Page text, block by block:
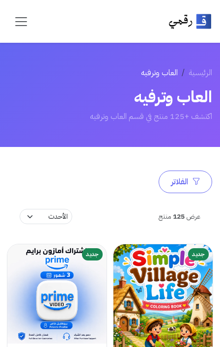
الرئيسية العاب وترفيه
العاب وترفيه
اكتشف +125 منتج في قسم العاب وترفيه
الفلاتر
عرض125 منتج
جديد جديد